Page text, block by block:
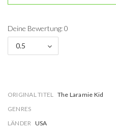
Deine Bewertung: 0
0.5
ORIGINAL TITEL The Laramie Kid
GENRES
LÄNDER USA